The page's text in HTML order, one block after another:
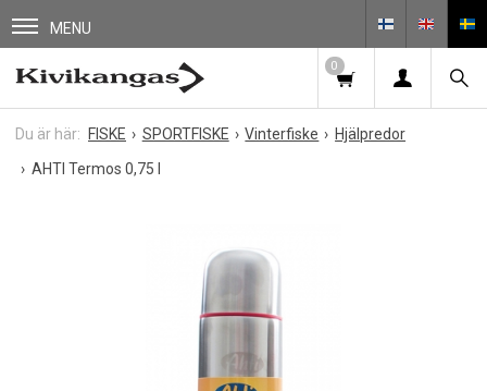
MENU
0
FISKE SPORTFISKE Vinterfiske
Hjälpredor
AHTI Termos 0,75 l